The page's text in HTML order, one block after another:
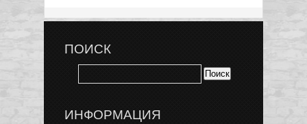
ПОИСК
ИНФОРМАЦИЯ